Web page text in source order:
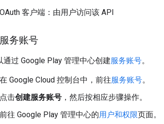
OAuth 客户端：由用户访问该 API
务账号
通过 Google Play 管理中心创建服务账号。
在 Google Cloud 控制台中，前往服务账号。
点击创建服务账号 ，然后按相应步骤操作。
前往 Google Play 管理中心的用户和权限页面。